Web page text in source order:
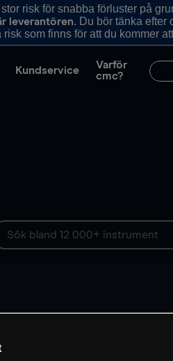
risk för snabba förluster på
leverantören. Du bör tänka efter
som finns för att du kommer
Kundservice
Varför
cmc?